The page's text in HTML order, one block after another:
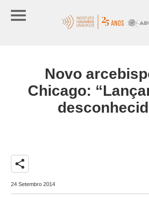
Novo
Chicago:
share
24 Setembro 2014